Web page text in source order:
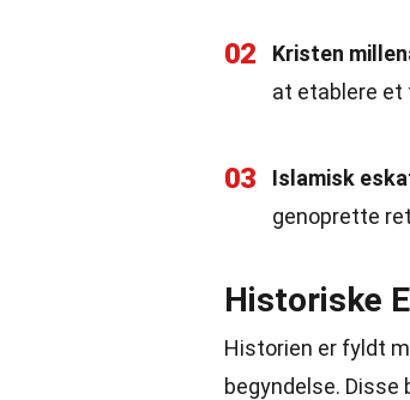
02 Kristen
at etablere
03 Islamisk
genoprette
Historiske
Historien er fyldt
begyndelse.